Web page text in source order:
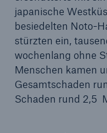
japanische
besiedelten Noto-
stürzten ein,
wochenlang ohne
Menschen kamen
Gesamtschaden
Schaden rund 2,5
Krallen